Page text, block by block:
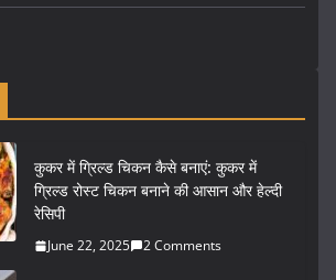
कुकर में ग्रिल्ड चिकन कैसे बनाएं: कुकर में
ग्रिल्ड रोस्ट चिकन बनाने की आसान और हेल्दी
रेसिपी
June 22, 2025 2 Comments